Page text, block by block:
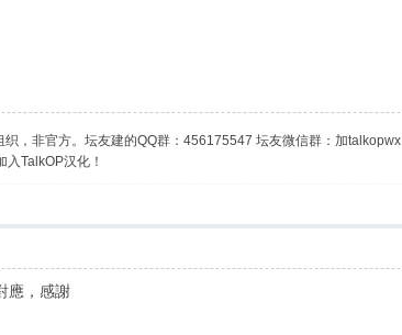
，非官方。坛友建的QQ群：456175547 坛友微信群：加
TalkOP汉化！
應，感謝